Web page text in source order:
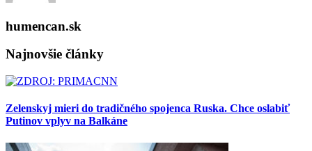
humencan.sk
Najnovšie články
Zelenskyj mieri do tradičného spojenca Ruska. Chce oslabiť
Putinov vplyv na Balkáne